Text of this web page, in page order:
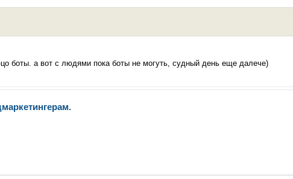
боты. а вот с людями пока боты не могуть, судный день еще далече)